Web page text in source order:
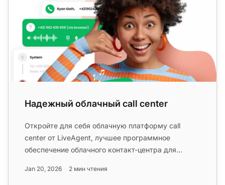
Надежный облачный call center
Откройте для себя облачную платформу call
center от LiveAgent, лучшее программное
обеспечение облачного контакт-центра для
Jan 20, 2026 2 мин чтения